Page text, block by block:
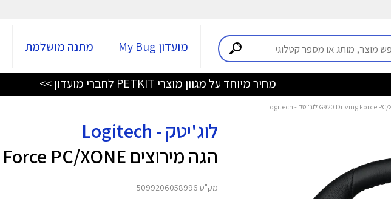
מועדון My Bug מתנה מושלמת
מחיר מיוחד על מגוון מוצרי PETKIT לחברי מועדון >>
לוג'יטק - Logitech
הגה מירוצים G920 Driving Force PC/XONE
מק"ט 5099206058996